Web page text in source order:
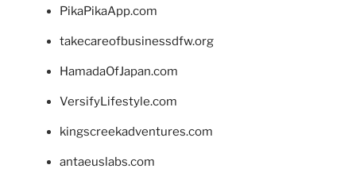
PikaPikaApp.com
takecareofbusinessdfw.org
HamadaOfJapan.com
VersifyLifestyle.com
kingscreekadventures.com
antaeuslabs.com